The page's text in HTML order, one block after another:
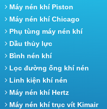
Máy nén khí Piston
Máy nén khí Chicago
Phụ tùng máy nén khí
Dầu thủy lực
Bình nén khí
Lọc đường ống khí nén
Linh kiện khí nén
Máy nén khí Hertz
Máy nén khí trục vít Kimair